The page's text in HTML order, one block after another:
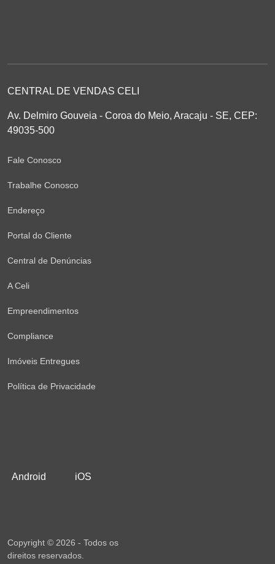
CENTRAL DE VENDAS CELI
Av. Delmiro Gouveia - Coroa do Meio, Aracaju - SE, CEP:
49035-500
Fale Conosco
Trabalhe Conosco
Endereço
Portal do Cliente
Central de Denúncias
A Celi
Empreendimentos
Compliance
Imóveis Entregues
Política de Privacidade
Android iOS
Copyright © 2026 - Todos os
direitos reservados.